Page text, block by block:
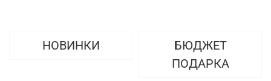
НОВИНКИ
БЮДЖЕТ
ПОДАРКА